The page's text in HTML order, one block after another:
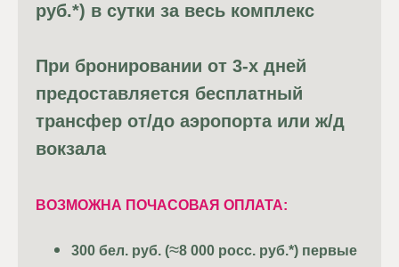
руб.*) в сутки за весь комплекс
При бронировании от 3-х дней
предоставляется бесплатный
трансфер от/до аэропорта или ж/д
вокзала
ВОЗМОЖНА ПОЧАСОВАЯ ОПЛАТА:
300 бел. руб. (≈8 000 росс. руб.*) первые